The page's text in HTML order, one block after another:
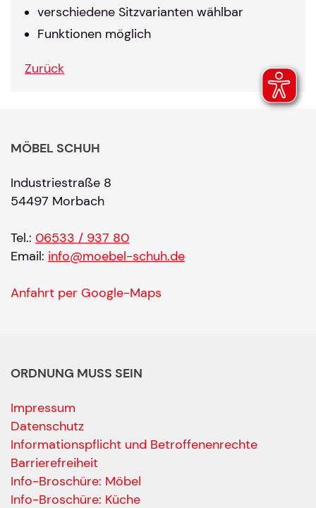
verschiedene Sitzvarianten wählbar
Funktionen möglich
Zurück
Ihre Kontaktdaten
Alle mit Stern gekennzeichneten Felder sind
Name*
MÖBEL SCHUH
Industriestraße 8
54497 Morbach
Tel.: 06533 / 937 80
Email: info@moebel-schuh.de
Anfahrt per Google-Maps
ORDNUNG MUSS SEIN
Impressum
Datenschutz
Informationspflicht und Betroffenenrechte
Barrierefreiheit
Info-Broschüre: Möbel
Info-Broschüre: Küche